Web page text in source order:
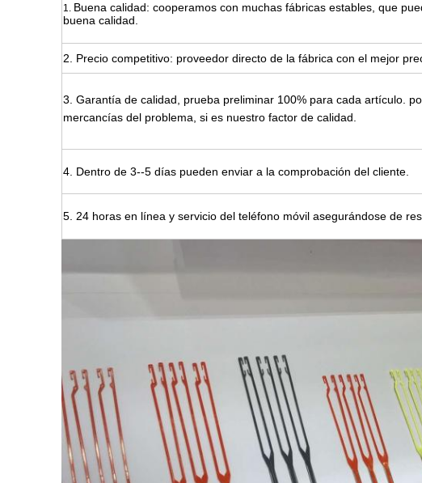
1. Buena calidad: cooperamos con muchas fábricas estables, que
buena calidad.
2. Precio competitivo: proveedor directo de la fábrica con el mejor
3. Garantía de calidad, prueba preliminar 100% para cada artículo.
mercancías del problema, si es nuestro factor de calidad.
4. Dentro de 3--5 días pueden enviar a la comprobación del cliente.
5. 24 horas en línea y servicio del teléfono móvil asegurándose de